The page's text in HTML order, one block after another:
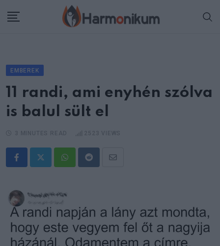
EMBEREK
11 randi, ami enyhén szólva
is balul sült el
WhatsappRedditShare